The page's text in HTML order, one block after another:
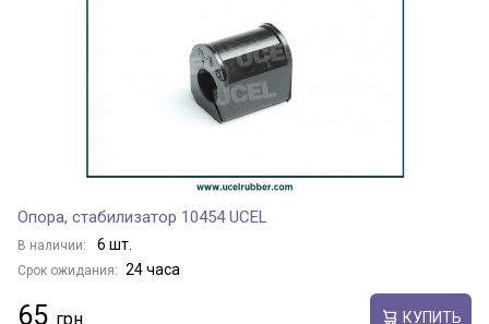
Опора, стабилизатор 10454 UCEL
В наличии: 6 шт.
Срок ожидания: 24 часа
65 КУПИТЬ